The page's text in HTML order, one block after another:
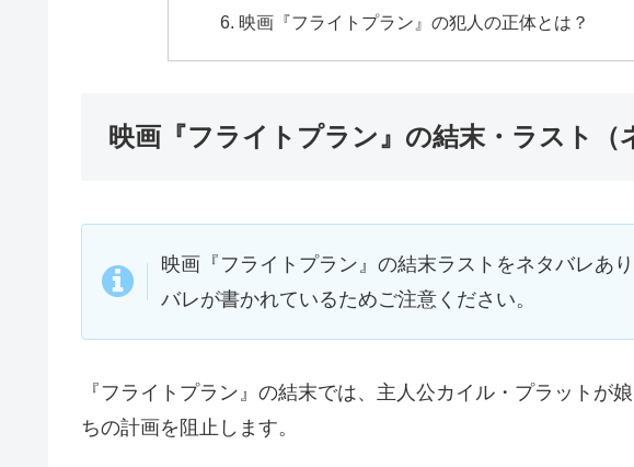
映画『フライトプラン』の犯人の正体とは？
映画『フライトプラン』の結末・ラスト（
映画『フライトプラン』の結末ラストをネタバレあ
バレが書かれているためご注意ください。
『フライトプラン』の結末では、主人公カイル・プラットが
ちの計画を阻止します。